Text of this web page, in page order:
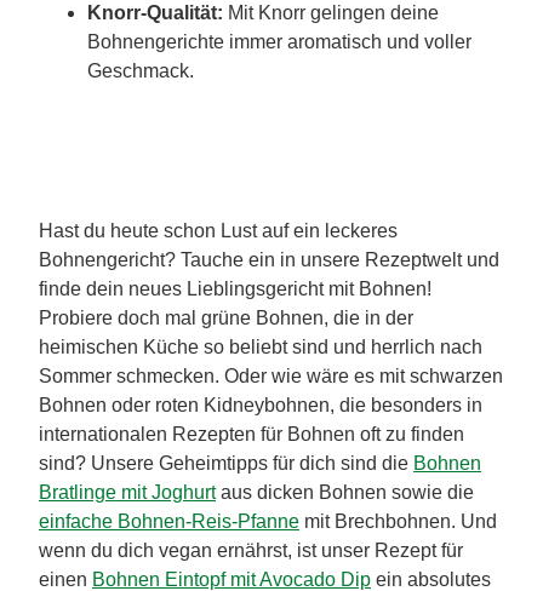
Knorr-Qualität: Mit Knorr gelingen deine
Bohnengerichte immer aromatisch und voller
Geschmack.
Hast du heute schon Lust auf ein leckeres
Bohnengericht? Tauche ein in unsere Rezeptwelt und
finde dein neues Lieblingsgericht mit Bohnen!
Probiere doch mal grüne Bohnen, die in der
heimischen Küche so beliebt sind und herrlich nach
Sommer schmecken. Oder wie wäre es mit schwarzen
Bohnen oder roten Kidneybohnen, die besonders in
internationalen Rezepten für Bohnen oft zu finden
sind? Unsere Geheimtipps für dich sind die Bohnen
Bratlinge mit Joghurtaus dicken Bohnen sowie die
einfache Bohnen-Reis-Pfanne mit Brechbohnen. Und
wenn du dich vegan ernährst, ist unser Rezept für
einen Bohnen Eintopf mit Avocado Dip ein absolutes